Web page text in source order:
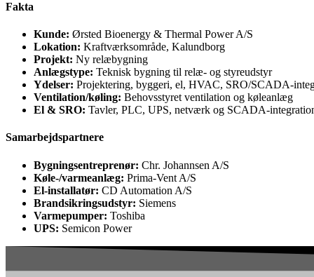
Fakta
Kunde: Ørsted Bioenergy & Thermal Power A/S
Lokation: Kraftværksområde, Kalundborg
Projekt: Ny relæbygning
Anlægstype: Teknisk bygning til relæ- og styreudstyr
Ydelser: Projektering, byggeri, el, HVAC, SRO/SCADA-
Ventilation/køling: Behovsstyret ventilation og køleanlæg
El & SRO: Tavler, PLC, UPS, netværk og SCADA-
Samarbejdspartnere
Bygningsentreprenør: Chr. Johannsen A/S
Køle-/varmeanlæg: Prima-Vent A/S
El-installatør: CD Automation A/S
Brandsikringsudstyr: Siemens
Varmepumper: Toshiba
UPS: Semicon Power